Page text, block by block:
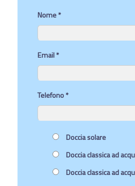
Nome *
Email *
Telefono *
Doccia solare
Doccia classica ad
Doccia classica ad